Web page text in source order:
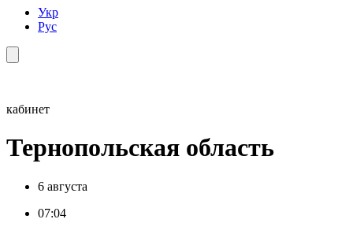
Укр
Рус
кабинет
Тернопольская область
6 августа
07:04